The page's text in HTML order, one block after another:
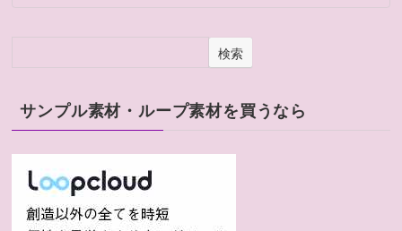
検索
サンプル素材・ループ素材を買うなら